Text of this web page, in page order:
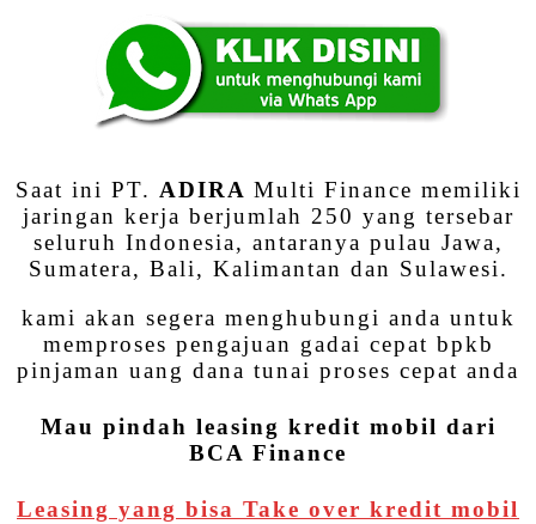
Saat ini PT. ADIRA Multi Finance memiliki
jaringan kerja berjumlah 250 yang tersebar
seluruh Indonesia, antaranya pulau Jawa,
Sumatera, Bali, Kalimantan dan Sulawesi.
kami akan segera menghubungi anda untuk
memproses pengajuan gadai cepat bpkb
pinjaman uang dana tunai proses cepat anda
Mau pindah leasing kredit mobil dari
BCA Finance
Leasing yang bisa Take over kredit mobil